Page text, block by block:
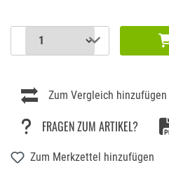
Zum Vergleich hinzufügen
FRAGEN ZUM ARTIKEL?
Zum Merkzettel hinzufügen